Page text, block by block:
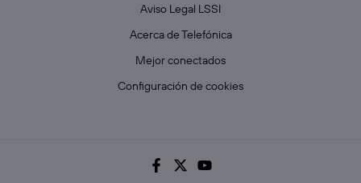
Aviso Legal LSSI
Acerca de Telefónica
Mejor conectados
Configuración de cookies